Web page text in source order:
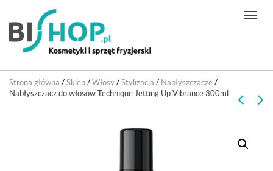
N
g
Strona główna / Sklep / Włosy / Stylizacja / Nabłyszczacze /
Nabłyszczacz do włosów Technique Jetting Up Vibrance 300ml